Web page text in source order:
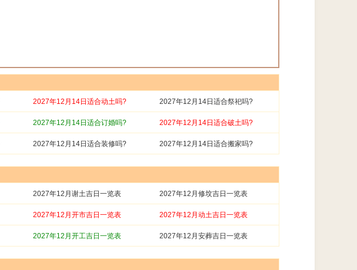
2027年12月14日适合动土吗? 2027年12月14日适合祭祀吗?
2027年12月14日适合订婚吗? 2027年12月14日适合破土吗?
2027年12月14日适合装修吗? 2027年12月14日适合搬家吗?
2027年12月谢土吉日一览表 2027年12月修坟吉日一览表
2027年12月开市吉日一览表 2027年12月动土吉日一览表
2027年12月开工吉日一览表 2027年12月安葬吉日一览表